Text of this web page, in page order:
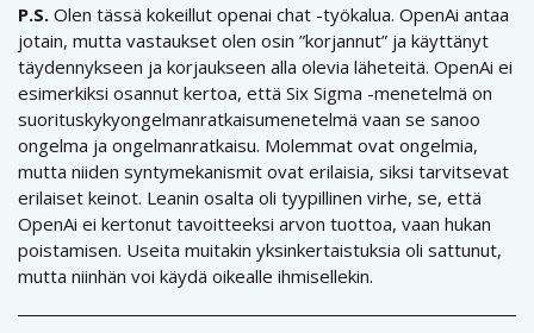
P.S. Olen tässä kokeillut openai chat -työkalua. OpenAi antaa
jotain, mutta vastaukset olen osin ”korjannut” ja käyttänyt
täydennykseen ja korjaukseen alla olevia läheteitä. OpenAi ei
esimerkiksi osannut kertoa, että Six Sigma -menetelmä on
suorituskykyongelmanratkaisumenetelmä vaan se sanoo
ongelma ja ongelmanratkaisu. Molemmat ovat ongelmia,
mutta niiden syntymekanismit ovat erilaisia, siksi tarvitsevat
erilaiset keinot. Leanin osalta oli tyypillinen virhe, se, että
OpenAi ei kertonut tavoitteeksi arvon tuottoa, vaan hukan
poistamisen. Useita muitakin yksinkertaistuksia oli sattunut,
mutta niinhän voi käydä oikealle ihmisellekin.